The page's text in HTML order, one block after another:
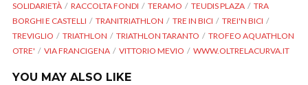
SOLIDARIETÀ
RACCOLTA FONDI TERAMO TEUDIS PLAZA
TRA
BORGHI E CASTELLI
TRANITRIATHLON TRE IN BICI
TREI'N BICI
TREVIGLIO
TRIATHLON TRIATHLON TARANTO
TROFEO AQUATHLON
OTRE'
VIA FRANCIGENA VITTORIO MEVIO WWW.OLTRELACURVA.IT
YOU MAY ALSO LIKE